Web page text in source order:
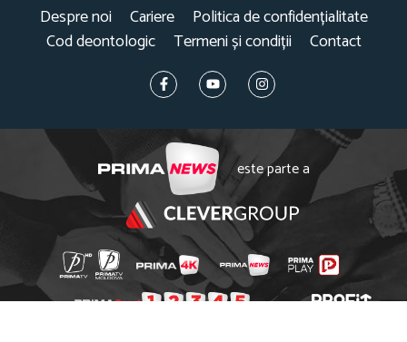
Despre noi Cariere
Politica de confidențialitate
Cod deontologic
Termeni și condiții Contact
este parte a